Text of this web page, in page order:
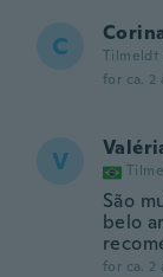
C Tilmeldt
for ca. 2
V
São
belo
for ca. 2